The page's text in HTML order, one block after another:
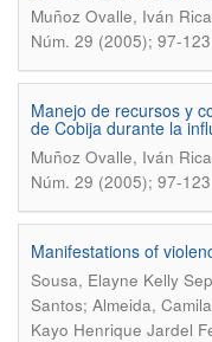
Muñoz Ovalle, Iván
Núm. 29 (2005); 97-123
Manejo de recursos y
de Cobija durante la
Muñoz Ovalle, Iván
Núm. 29 (2005); 97-123
Manifestations of
Sousa, Elayne Kelly
Santos; Almeida,
Kayo Henrique Jardel